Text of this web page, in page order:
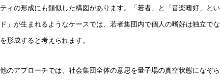
ティの形成にも類似した構図があります。「若者」と「音楽嗜好」と
ド」が生まれるようなケースでは、若者集団内で個人の嗜好は独立で
を形成すると考えられます。
他のアプローチでは、社会集団全体の意思を量子場の真空状態になぞ